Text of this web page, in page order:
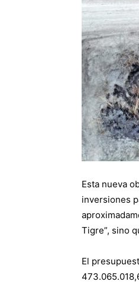
Esta nueva
inversiones
Tigre”, sino
El